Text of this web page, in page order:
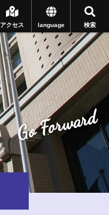
検索
language
アクセス
Go Forward